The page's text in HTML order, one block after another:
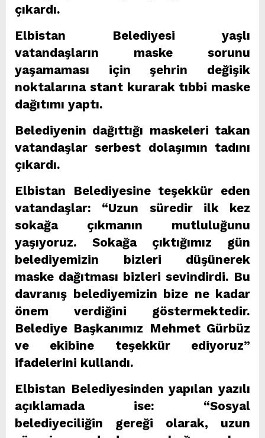
çıkardı.
Elbistan Belediyesi yaşlı
vatandaşların maske sorunu
yaşamaması için şehrin değişik
noktalarına stant kurarak tıbbi maske
dağıtımı yaptı.
Belediyenin dağıttığı maskeleri takan
vatandaşlar serbest dolaşımın tadını
çıkardı.
Elbistan Belediyesine teşekkür eden
vatandaşlar: “Uzun süredir ilk kez
sokağa çıkmanın mutluluğunu
yaşıyoruz. Sokağa çıktığımız gün
belediyemizin bizleri düşünerek
maske dağıtması bizleri sevindirdi. Bu
davranış belediyemizin bize ne kadar
önem verdiğini göstermektedir.
Belediye Başkanımız Mehmet Gürbüz
ve ekibine teşekkür ediyoruz”
ifadelerini kullandı.
Elbistan Belediyesinden yapılan yazılı
açıklamada ise: “Sosyal
belediyeciliğin gereği olarak, uzun